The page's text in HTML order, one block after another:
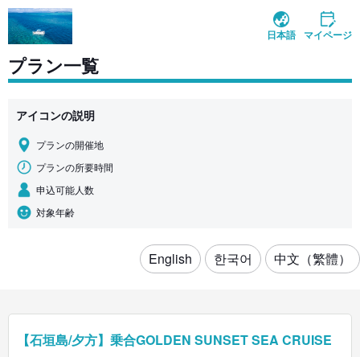
日本語 マイページ
プラン一覧
アイコンの説明
プランの開催地
プランの所要時間
申込可能人数
対象年齢
English 한국어 中文（繁體）
【石垣島/夕方】乗合GOLDEN SUNSET SEA CRUISE